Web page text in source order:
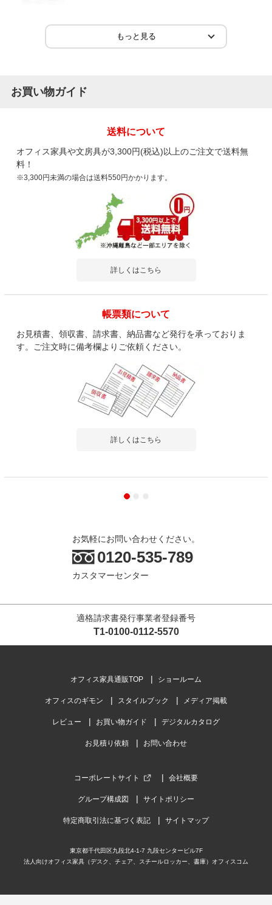
下駄箱を動かすと、棚受けの金具が、すぐ外れていしまいます。
すべてのお客様のコメント見る
シューズロッカー 20人用 4列5段 OCシリ
高さ1450mm
レビュー数
平均評価4.2
購入確認済み
でした。 この値段でこ...もっと見る
すべてのお客様のコメント見る
4.4
2026-07-30
ご購入者様
購入確認済み
商品を見る
お買い物ガイド
送料について
オフィス家具や文房具が3,300円(税込)以上のご注文で送料無
料！
※3,300円未満の場合は送料550円かかります。
詳しくはこちら
帳票類について
お見積書、領収書、請求書、納品書など発行を承っておりま
す。ご注文時に備考欄よりご依頼ください。
詳しくはこちら
お気軽にお問い合わせください。
0120-535-789
カスタマーセンター
適格請求書発行事業者登録番号
T1-0100-0112-5570
オフィス家具通販TOP ショールーム
オフィスのギモン スタイルブック メディア掲載
レビュー お買い物ガイド デジタルカタログ
お見積り依頼 お問い合わせ
コーポレートサイト 会社概要
グループ構成図 サイトポリシー
特定商取引法に基づく表記 サイトマップ
東京都千代田区九段北4-1-7 九段センタービル7F
法人向けオフィス家具（デスク、チェア、スチールロッカー、書庫）オフィスコム